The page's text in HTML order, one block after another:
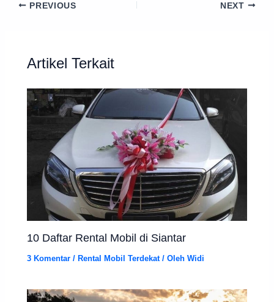
PREVIOUS NEXT
Artikel Terkait
10 Daftar Rental Mobil di Siantar
3 Komentar / Rental Mobil Terdekat/ OlehWidi